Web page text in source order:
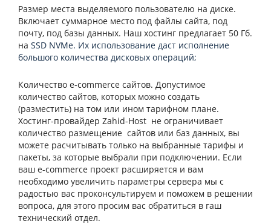
Размер места выделяемого пользователю на диске.
Включает суммарное место под файлы сайта, под
почту, под базы данных. Наш хостинг предлагает 50 Гб.
на SSD NVMe. Их использование даст исполнение
большого количества дисковых операций;
Количество e-commerce сайтов. Допустимое
количество сайтов, которых можно создать
(разместить) на том или ином тарифном плане.
Хостинг-провайдер Zahid-Host не ограничивает
количество размещение сайтов или баз данных, вы
можете расчитывать только на выбранные тарифы и
пакеты, за которые выбрали при подключении. Если
ваш e-commerce проект расширяется и вам
необходимо увеличить параметры сервера мы с
радостью вас проконсультируем и поможем в решении
вопроса, для этого просим вас обратиться в гаш
технический отдел.